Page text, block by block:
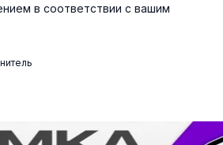
в соответствии с вашим